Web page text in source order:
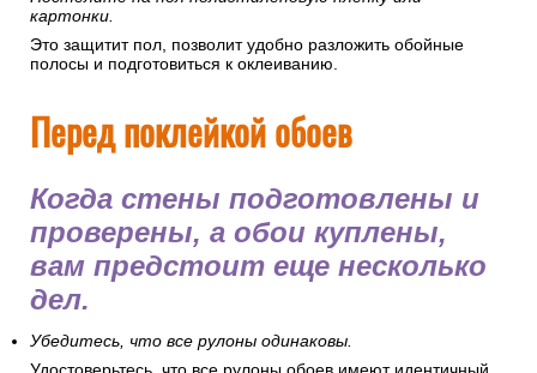
картонки.
Это защитит пол, позволит удобно разложить обойные
полосы и подготовиться к оклеиванию.
Перед поклейкой обоев
Когда стены подготовлены и
проверены, а обои куплены,
вам предстоит еще несколько
дел.
Убедитесь, что все рулоны одинаковы.